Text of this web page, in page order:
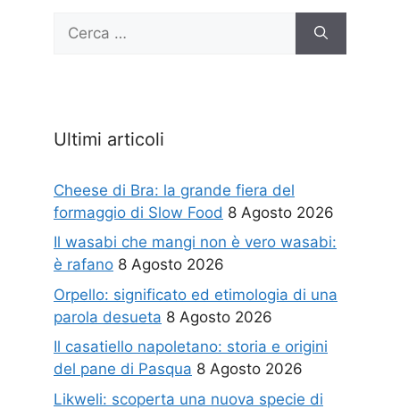
per:
Ultimi articoli
Cheese di Bra: la grande fiera del
formaggio di Slow Food 8 Agosto 2026
Il wasabi che mangi non è vero wasabi:
è rafano 8 Agosto 2026
Orpello: significato ed etimologia di una
parola desueta 8 Agosto 2026
Il casatiello napoletano: storia e origini
del pane di Pasqua 8 Agosto 2026
Likweli: scoperta una nuova specie di